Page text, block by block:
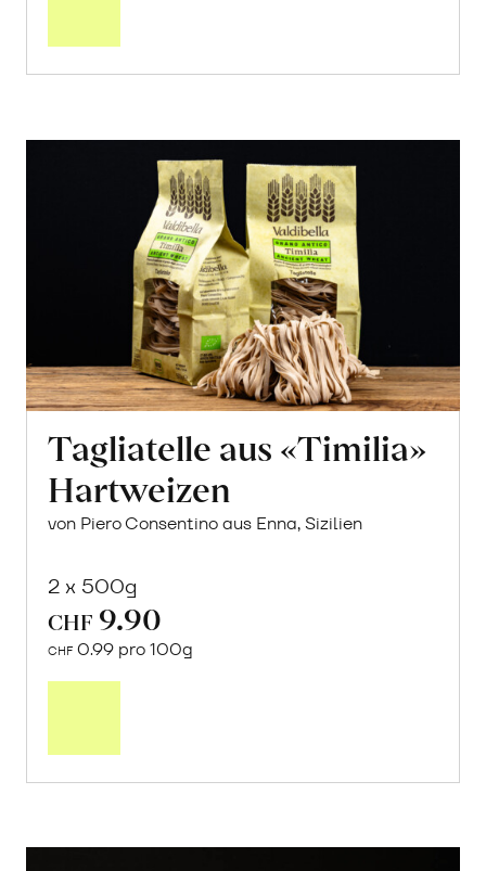
Tagliatelle aus «Timilia»
Hartweizen
von Piero Consentino aus Enna, Sizilien
2 x 500g
CHF 9.90
CHF 0.99 pro 100g